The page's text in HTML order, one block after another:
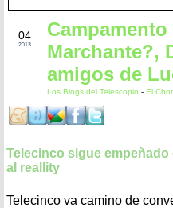
04
2013
Marchante?,
amigos de
Los Blogs del Telescopio - El
Telecinco sigue
al reallity
Telecinco va camino de